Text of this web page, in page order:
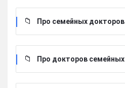
Про семейных докторов
Про докторов семейных